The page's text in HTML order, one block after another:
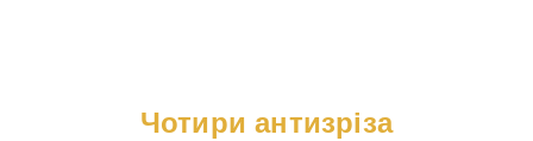
Чотири антизріза